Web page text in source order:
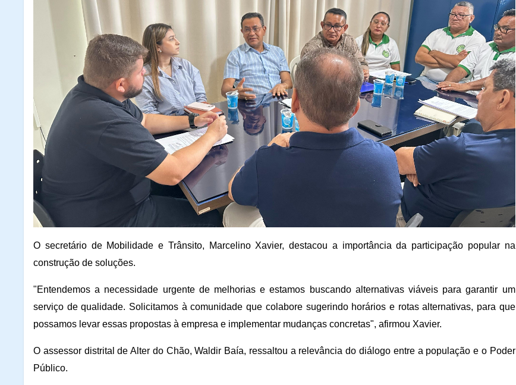
O secretário de Mobilidade e Trânsito, Marcelino Xavier, destacou a importância da participação popular na
construção de soluções.
"Entendemos a necessidade urgente de melhorias e estamos buscando alternativas viáveis para garantir um
serviço de qualidade. Solicitamos à comunidade que colabore sugerindo horários e rotas alternativas, para que
possamos levar essas propostas à empresa e implementar mudanças concretas", afirmou Xavier.
O assessor distrital de Alter do Chão, Waldir Baía, ressaltou a relevância do diálogo entre a população e o Poder
Público.